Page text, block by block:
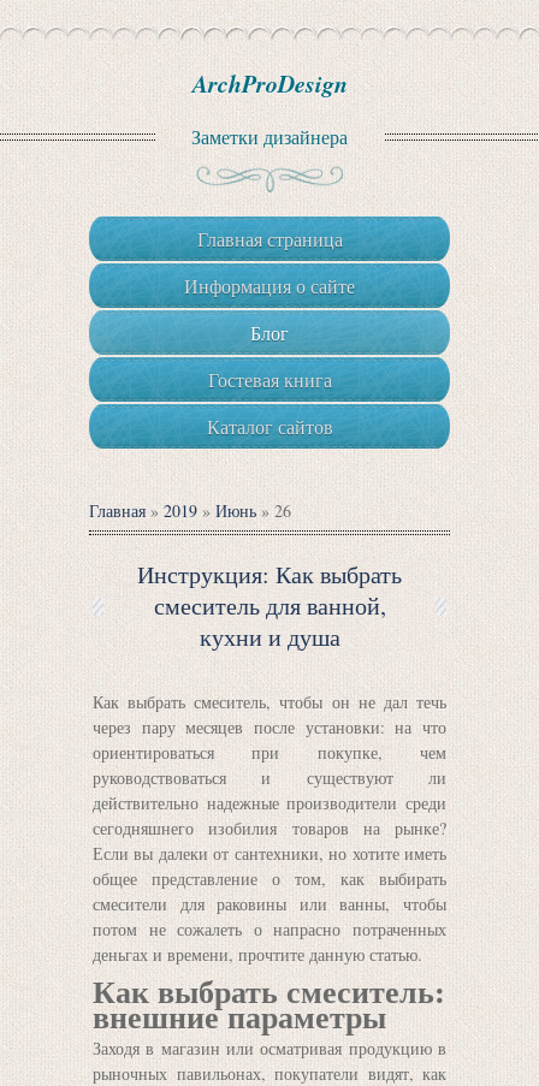
ArchProDesign
Заметки дизайнера
Главная страница
Информация о сайте
Блог
Гостевая книга
Каталог сайтов
Главная»2019 » Июнь » 26
Инструкция: Как выбрать
смеситель для ванной,
кухни и душа
Как выбрать смеситель, чтобы он не дал течь
через пару месяцев после установки: на что
ориентироваться при покупке, чем
руководствоваться и существуют ли
действительно надежные производители среди
сегодняшнего изобилия товаров на рынке?
Если вы далеки от сантехники, но хотите иметь
общее представление о том, как выбирать
смесители для раковины или ванны, чтобы
потом не сожалеть о напрасно потраченных
деньгах и времени, прочтите данную статью.
Как выбрать смеситель:
внешние параметры
Заходя в магазин или осматривая продукцию в
рыночных павильонах, покупатели видят, как